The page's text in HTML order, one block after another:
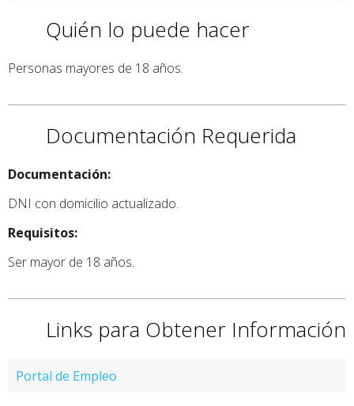
Quién lo puede hacer
Personas mayores de 18 años.
Documentación Requerida
Documentación:
DNI con domicilio actualizado.
Requisitos:
Ser mayor de 18 años.
Links para Obtener Información
Portal de Empleo